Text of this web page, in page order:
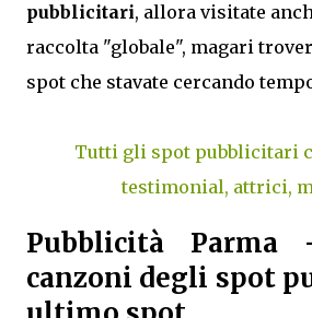
pubblicitari, allora visitate
raccolta "globale", magari
spot che stavate cercando
Tutti gli spot pubblicitari
testimonial, attrici,
Pubblicità
canzoni degli spot